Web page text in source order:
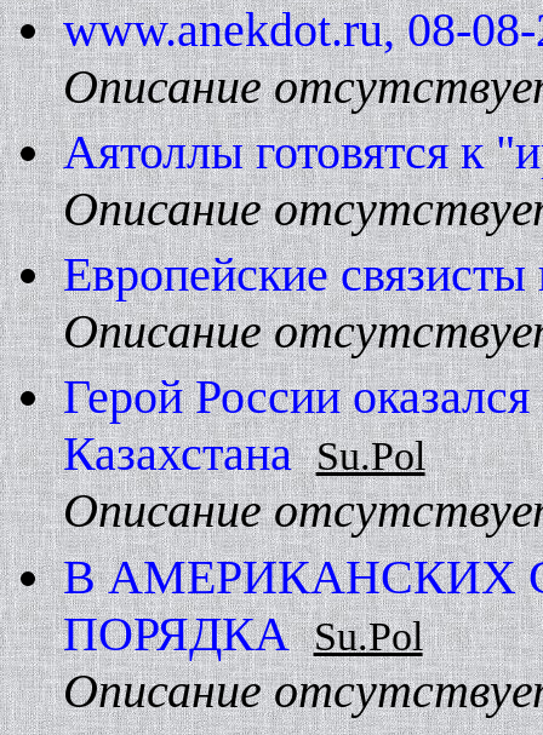
www.anekdot.ru, 08-
Описание
Аятоллы готовятся к
Описание
Европейские связисты
Описание
Герой России
Казахстана Su.Pol
Описание
В АМЕРИКАHСКИХ
ПОРЯДКА Su.Pol
Описание